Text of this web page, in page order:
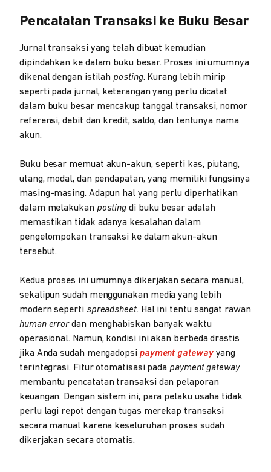
Pencatatan Transaksi ke Buku Besar
Jurnal transaksi yang telah dibuat kemudian
dipindahkan ke dalam buku besar. Proses ini umumnya
dikenal dengan istilah posting. Kurang lebih mirip
seperti pada jurnal, keterangan yang perlu dicatat
dalam buku besar mencakup tanggal transaksi, nomor
referensi, debit dan kredit, saldo, dan tentunya nama
akun.
Buku besar memuat akun-akun, seperti kas, piutang,
utang, modal, dan pendapatan, yang memiliki fungsinya
masing-masing. Adapun hal yang perlu diperhatikan
dalam melakukan posting di buku besar adalah
memastikan tidak adanya kesalahan dalam
pengelompokan transaksi ke dalam akun-akun
tersebut.
Kedua proses ini umumnya dikerjakan secara manual,
sekalipun sudah menggunakan media yang lebih
modern seperti spreadsheet. Hal ini tentu sangat rawan
human errordan menghabiskan banyak waktu
operasional. Namun, kondisi ini akan berbeda drastis
jika Anda sudah mengadopsi payment gatewayyang
terintegrasi. Fitur otomatisasi pada payment gateway
membantu pencatatan transaksi dan pelaporan
keuangan. Dengan sistem ini, para pelaku usaha tidak
perlu lagi repot dengan tugas merekap transaksi
secara manual karena keseluruhan proses sudah
dikerjakan secara otomatis.